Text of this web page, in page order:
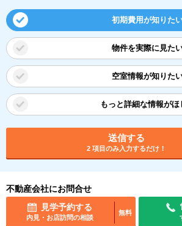
初期費用が知りた
物件を実際に見た
空室情報が知りた
もっと詳細な情報がほ
送信する
2 項目のみ入力するだけ！
不動産会社にお問合せ
見学予約する
内見・お店訪問の相談
無料